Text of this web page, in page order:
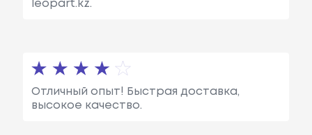
leopart.kz.
Отличный опыт! Быстрая доставка,
высокое качество.